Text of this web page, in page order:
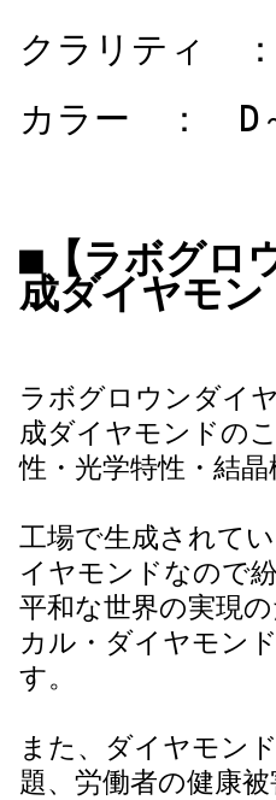
クラリティ
カラー ： D
■【ラボグロ
成ダイヤモ
ラボグロウンダイ
成ダイヤモンドの
性・光学特性・結
工場で生成されて
イヤモンドなので
平和な世界の実現
カル・ダイヤモ
す。
また、ダイヤモン
題、労働者の健康